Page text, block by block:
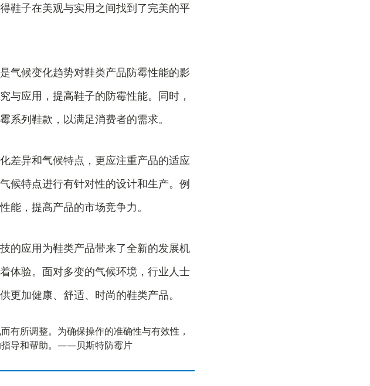
鞋子在美观与实用之间找到了完美的平
气候变化趋势对鞋类产品防霉性能的影
与应用，提高鞋子的防霉性能。同时，
系列鞋款，以满足消费者的需求。
差异和气候特点，更应注重产品的适应
候特点进行有针对性的设计和生产。例
能，提高产品的市场竞争力。
的应用为鞋类产品带来了全新的发展机
体验。面对多变的气候环境，行业人士
更加健康、舒适、时尚的鞋类产品。
有所调整。为确保操作的准确性与有效性，
指导和帮助。——贝斯特防霉片